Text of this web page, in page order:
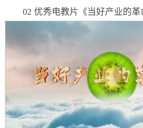
02 优秀电教片《当好产业的革